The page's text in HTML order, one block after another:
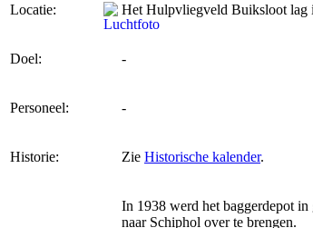
Locatie: Het Hulpvliegveld Buiksloot lag
Doel: -
Personeel: -
Historie: Zie Historische kalender.
In 1938 werd het baggerdepot
naar Schiphol over te brengen.